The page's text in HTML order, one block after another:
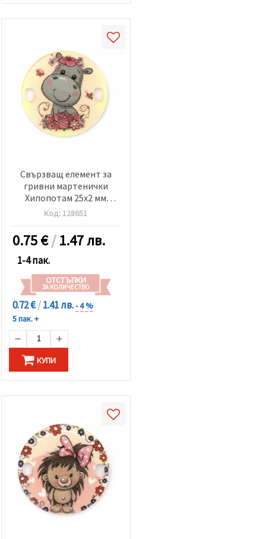
Свързващ елемент за
гривни мартенички
Хипопотам 25x2 мм
дупка 2x3 мм -5 броя
Код: 128651
0.75€/1.47 лв.
1-4 пак.
ОТСТЪПКИ
ЗА КОЛИЧЕСТВО
0.72 €/1.41 лв.- 4 %
5 пак. +
КУПИ